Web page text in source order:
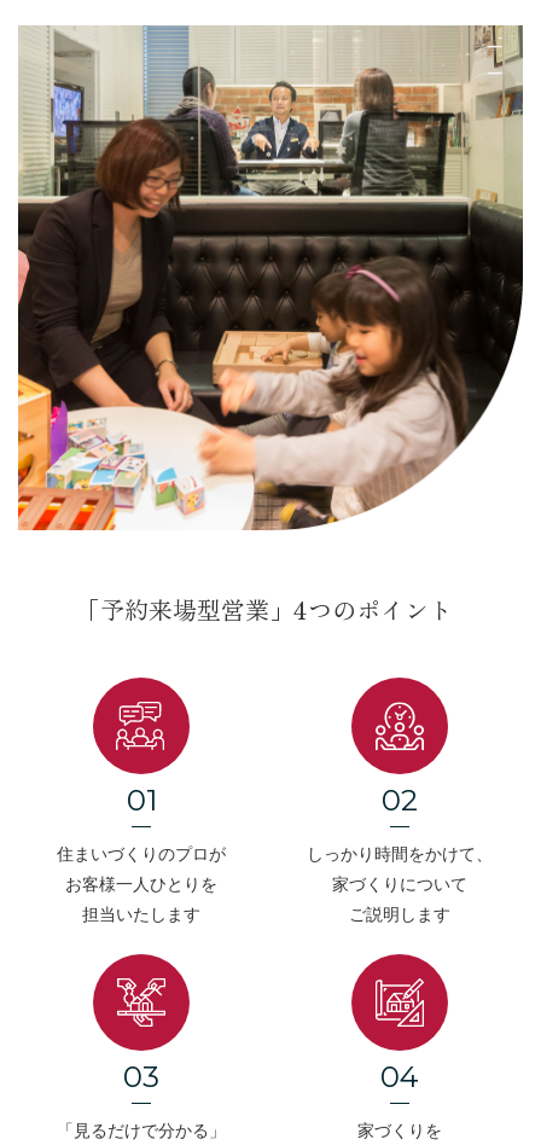
｢予約来場型営業」4つのポイント
01
住まいづくりのプロが
お客様一人ひとりを
担当いたします
02
しっかり時間をかけて、
家づくりについて
ご説明します
03
「見るだけで分かる」
04
家づくりを